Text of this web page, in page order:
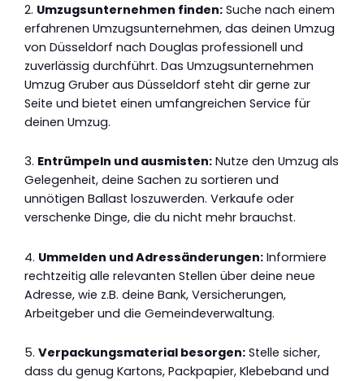
2. Umzugsunternehmen finden: Suche nach einem
erfahrenen Umzugsunternehmen, das deinen Umzug
von Düsseldorf nach Douglas professionell und
zuverlässig durchführt. Das Umzugsunternehmen
Umzug Gruber aus Düsseldorf steht dir gerne zur
Seite und bietet einen umfangreichen Service für
deinen Umzug.
3. Entrümpeln und ausmisten: Nutze den Umzug als
Gelegenheit, deine Sachen zu sortieren und
unnötigen Ballast loszuwerden. Verkaufe oder
verschenke Dinge, die du nicht mehr brauchst.
4. Ummelden und Adressänderungen: Informiere
rechtzeitig alle relevanten Stellen über deine neue
Adresse, wie z.B. deine Bank, Versicherungen,
Arbeitgeber und die Gemeindeverwaltung.
5. Verpackungsmaterial besorgen: Stelle sicher,
dass du genug Kartons, Packpapier, Klebeband und